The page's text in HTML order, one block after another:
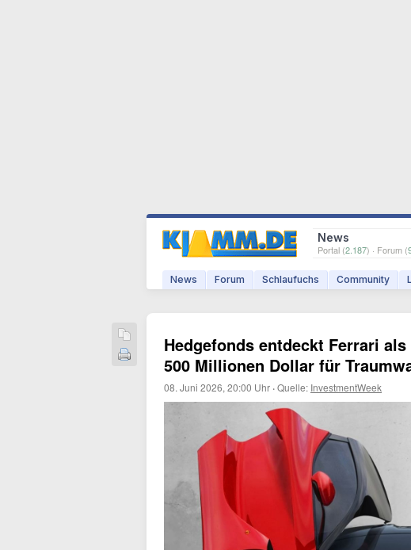
News
Portal (2.187) · Forum (
News Forum Schlaufuchs Community
Hedgefonds entdeckt Ferrari
500 Millionen Dollar für
08. Juni 2026, 20:00 Uhr ·Quelle: InvestmentWeek